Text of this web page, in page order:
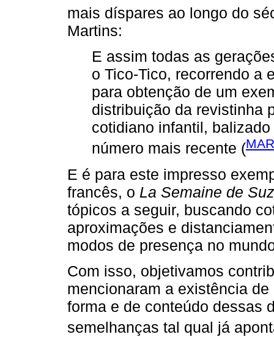
mais díspares ao longo do
Martins:
E assim todas as
o Tico-Tico, recorrendo a
para obtenção de um
distribuição da revistinha
cotidiano infantil,
número mais recente (
E é para este impresso
francês, o La Semaine de
tópicos a seguir, buscando
aproximações e
modos de presença no
Com isso, objetivamos
mencionaram a existência
forma e de conteúdo dessas
semelhanças tal qual já